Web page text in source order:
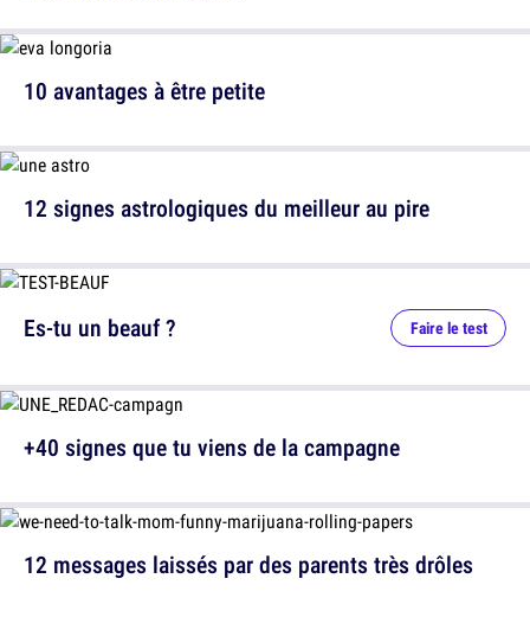
10 avantages à être petite
12 signes astrologiques du meilleur au pire
12 messages laissés par des parents très drôles
Es-tu un beauf ? Faire le test
+40 signes que tu viens de la campagne